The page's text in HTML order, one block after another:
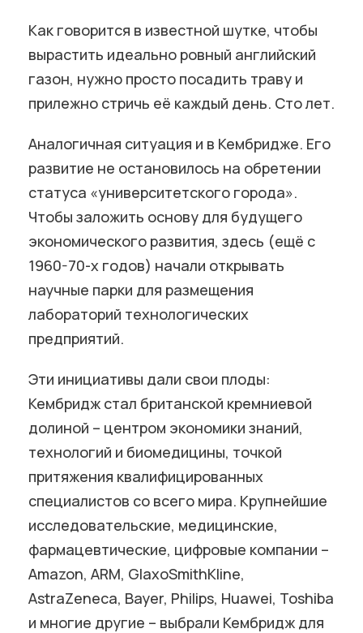
Как говорится в известной шутке, чтобы
вырастить идеально ровный английский
газон, нужно просто посадить траву и
прилежно стричь её каждый день. Сто лет.
Аналогичная ситуация и в Кембридже. Его
развитие не остановилось на обретении
статуса «университетского города».
Чтобы заложить основу для будущего
экономического развития, здесь (ещё с
1960-70-х годов) начали открывать
научные парки для размещения
лабораторий технологических
предприятий.
Эти инициативы дали свои плоды:
Кембридж стал британской кремниевой
долиной – центром экономики знаний,
технологий и биомедицины, точкой
притяжения квалифицированных
специалистов со всего мира. Крупнейшие
исследовательские, медицинские,
фармацевтические, цифровые компании –
Amazon, ARM, GlaxoSmithKline,
AstraZeneca, Bayer, Philips, Huawei, Toshiba
и многие другие – выбрали Кембридж для